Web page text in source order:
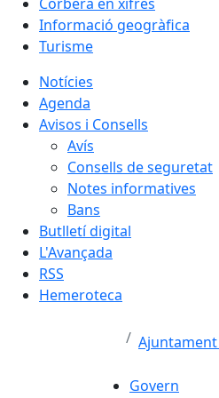
Informació geogràfica
Turisme
Notícies
Agenda
Avisos i Consells
Avís
Consells de seguretat
Notes informatives
Bans
Butlletí digital
L'Avançada
RSS
Hemeroteca
Ajuntament
Govern